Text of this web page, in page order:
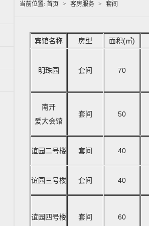
当前位置: 首页 > 客房服务 > 套间
宾馆名称 房型 面积(㎡)
明珠园 套间 70
南开
爱大会馆
套间 50
谊园二号楼 套间 40
谊园三号楼 套间 40
谊园四号楼 套间 60